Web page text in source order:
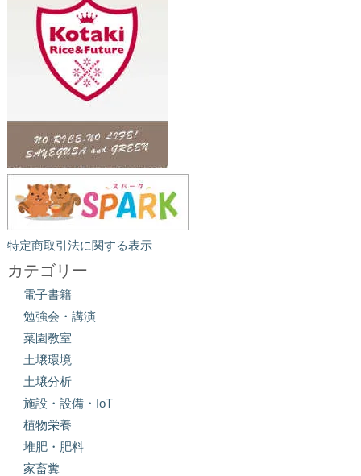
特定商取引法に関する表示
カテゴリー
電子書籍
勉強会・講演
菜園教室
土壌環境
土壌分析
施設・設備・IoT
植物栄養
堆肥・肥料
家畜糞